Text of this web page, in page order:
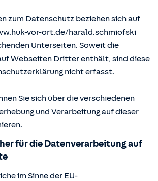
zum Datenschutz beziehen sich auf
vor-ort.de/harald.schmiofski
Unterseiten. Soweit die
Webseiten Dritter enthält, sind diese
nicht erfasst.
Sie sich über die verschiedenen
und Verarbeitung auf dieser
für die Datenverarbeitung auf
im Sinne der EU-